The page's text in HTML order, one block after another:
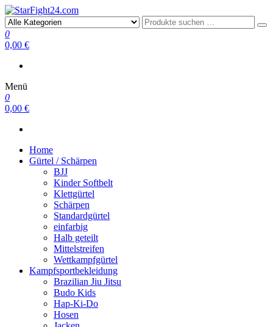
StarFight24.com
Kampfsportartikel
0
0,00 €
Menü
0
0,00 €
Home
Gürtel / Schärpen
BJJ
Kinder Softbelt
Klettgürtel
Schärpen
Standardgürtel
einfarbig
Halb geteilt
Mittelstreifen
Wettkampfgürtel
Kampfsportbekleidung
Brazilian Jiu Jitsu
Budo Kids
Hap-Ki-Do
Hosen